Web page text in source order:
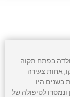
בפתח תקוה
אחות צעירה
בשנים היו
לטיפולה של